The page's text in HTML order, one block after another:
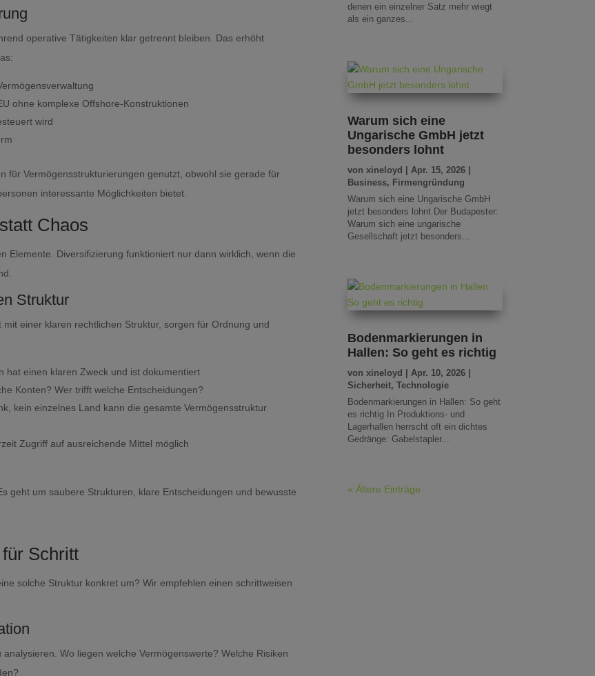
operative Tätigkeiten klar getrennt bleiben. Das erhöht
ohne komplexe Offshore-Konstruktionen
wird
für Vermögensstrukturierungen genutzt, obwohl sie gerade für
interessante Möglichkeiten bietet.
Chaos
Elemente. Diversifizierung funktioniert nur dann wirklich, wenn die
Struktur
einer klaren rechtlichen Struktur, sorgen für Ordnung und
hat einen klaren Zweck und ist dokumentiert
Konten? Wer trifft welche Entscheidungen?
kein einzelnes Land kann die gesamte Vermögensstruktur
Zugriff auf ausreichende Mittel möglich
geht um saubere Strukturen, klare Entscheidungen und bewusste
Schritt
solche Struktur konkret um? Wir empfehlen einen schrittweisen
Wo liegen welche Vermögenswerte? Welche Risiken
denen ein einzelner Satz mehr wiegt
als ein ganzes...
Warum sich eine
Ungarische GmbH jetzt
besonders lohnt
vonxineloyd Apr. 15, 2026
Business, Firmengründung
Warum sich eine Ungarische GmbH
jetzt besonders lohnt Der Budapester:
Warum sich eine ungarische
Gesellschaft jetzt besonders...
Bodenmarkierungen in
Hallen: So geht es richtig
vonxineloyd Apr. 10, 2026
Sicherheit,Technologie
Bodenmarkierungen in Hallen: So geht
es richtig In Produktions- und
Lagerhallen herrscht oft ein dichtes
Gedränge: Gabelstapler...
« Ältere Einträge